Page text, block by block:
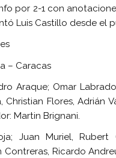
por 2-1 con
Luis Castillo desde el
– Caracas
Araque; Omar
Christian Flores, Adrián
Martin Brignani.
Juan Muriel, Rubert
Contreras, Ricardo